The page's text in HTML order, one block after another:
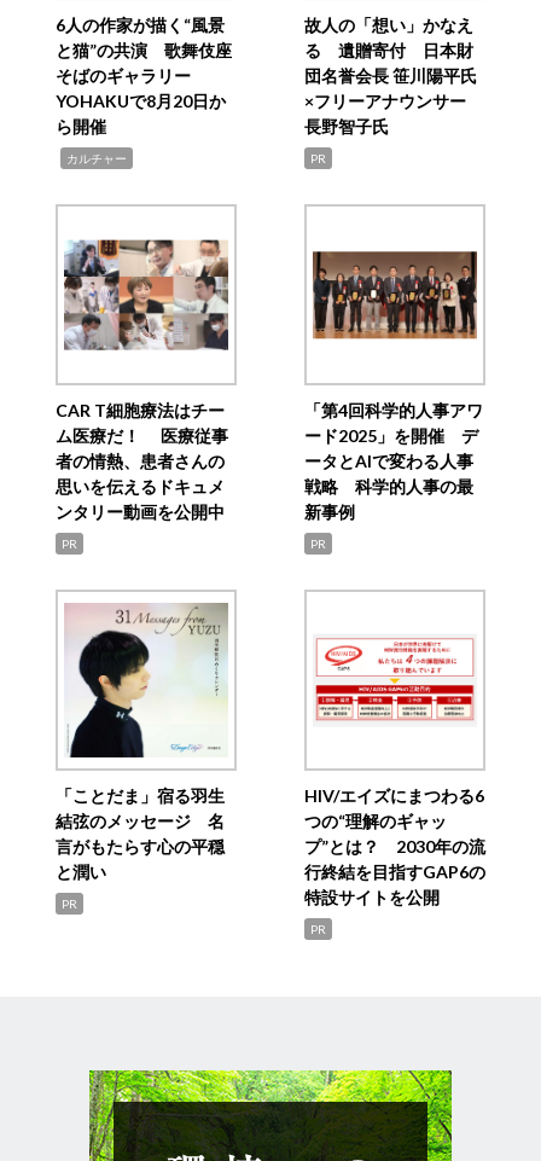
6人の作家が描く“風景
と猫”の共演 歌舞伎座
そばのギャラリー
YOHAKUで8月20日か
ら開催
カルチャー
故人の「想い」かなえ
る 遺贈寄付 日本財
団名誉会長 笹川陽平氏
×フリーアナウンサー
長野智子氏
PR
CAR T細胞療法はチー
ム医療だ！ 医療従事
者の情熱、患者さんの
思いを伝えるドキュメ
ンタリー動画を公開中
PR
「第4回科学的人事アワ
ード2025」を開催 デ
ータとAIで変わる人事
戦略 科学的人事の最
新事例
PR
「ことだま」宿る羽生
結弦のメッセージ 名
言がもたらす心の平穏
と潤い
PR
HIV/エイズにまつわる6
つの“理解のギャッ
プ”とは？ 2030年の流
行終結を目指すGAP6の
特設サイトを公開
PR